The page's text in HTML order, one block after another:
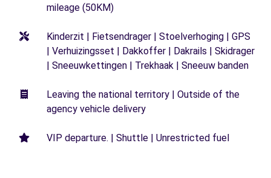
mileage (50KM)
Kinderzit | Fietsendrager | Stoelverhoging | GPS
| Verhuizingsset | Dakkoffer | Dakrails | Skidrager
| Sneeuwkettingen | Trekhaak | Sneeuw banden
Leaving the national territory | Outside of the
agency vehicle delivery
VIP departure. | Shuttle | Unrestricted fuel